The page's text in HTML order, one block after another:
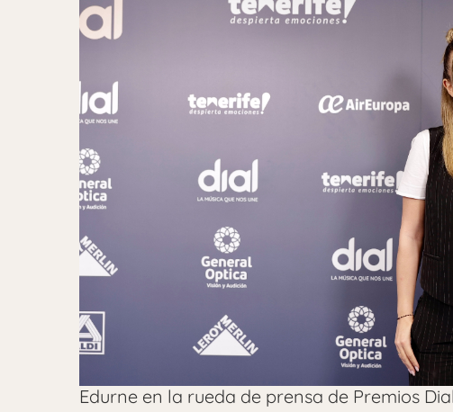
Edurne en la rueda de prensa de Premios